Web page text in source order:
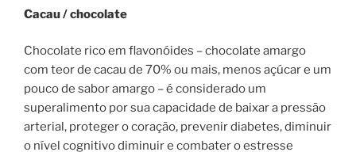
Cacau / chocolate
Chocolate rico em flavonóides – chocolate amargo
com teor de cacau de 70% ou mais, menos açúcar e um
pouco de sabor amargo – é considerado um
superalimento por sua capacidade de baixar a pressão
arterial, proteger o coração, prevenir diabetes, diminuir
o nível cognitivo diminuir e combater o estresse